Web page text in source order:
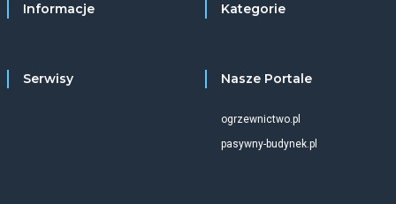
Informacje Kategorie
Serwisy Nasze Portale
ogrzewnictwo.pl
pasywny-budynek.pl